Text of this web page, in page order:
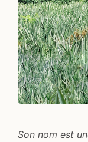
Son nom est